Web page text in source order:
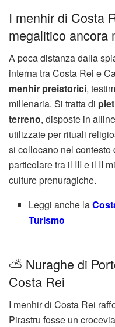
I menhir di Costa
megalitico ancora
A poca distanza dalla
interna tra Costa Rei e
menhir preistorici,
millenaria. Si tratta di
terreno, disposte in
utilizzate per rituali
si collocano nel contesto
particolare tra il III e il II
culture prenuragiche.
Leggi anche la
Turismo
⛅ Nuraghe di
Costa Rei
I menhir di Costa Rei
Pirastru fosse un